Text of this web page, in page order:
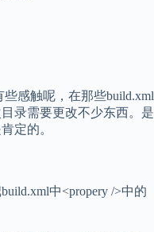
感触呢，在那些build.xml
录需要更改不少东西。是
定的。
中<propery />中的